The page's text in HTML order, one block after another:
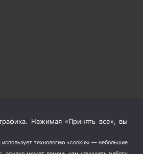
Нажимая «Принять все», вы
технологию «cookie» — небольшие